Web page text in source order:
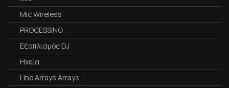
Mic Wireless
PROCESSING
Εξοπλισμός DJ
Ηχεία
Line Arrays Arrays